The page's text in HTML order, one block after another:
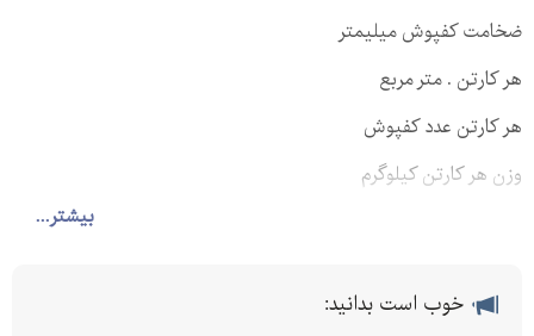
بیشتر...
ضخامت کفپوش میلیمتر
هر کارتن . متر مربع
هر کارتن عدد کفپوش
وزن هر کارتن کیلوگرم
نصب سریع و آسان
خوب است بدانید: